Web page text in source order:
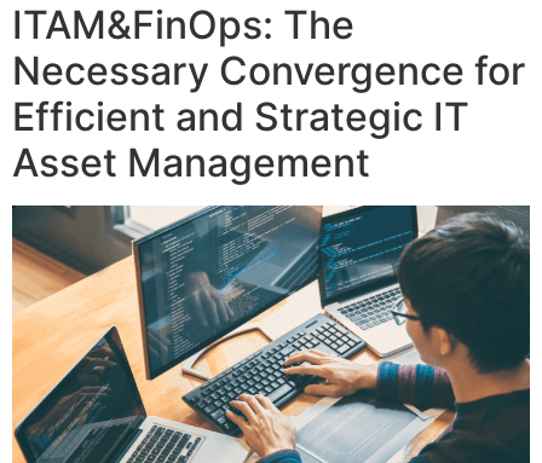
ITAM&FinOps: The
Necessary Convergence for
Efficient and Strategic IT
Asset Management